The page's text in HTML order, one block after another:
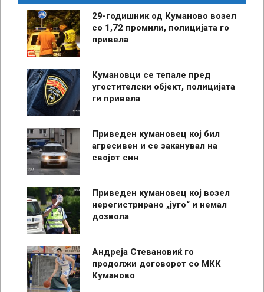
29-годишник од Куманово возел
со 1,72 промили, полицијата го
привела
Кумановци се тепале пред
угостителски објект, полицијата
ги привела
Приведен кумановец кој бил
агресивен и се заканувал на
својот син
Приведен кумановец кој возел
нерегистрирано „југо“ и немал
дозвола
Андреја Стевановиќ го
продолжи договорот со МКК
Куманово